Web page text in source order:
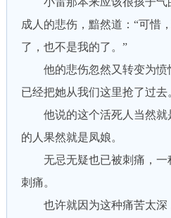
成人的悲伤，黯然道：“可惜
了，也不是我的了。”
他的悲伤忽然又转变为愤
已经把她从我们这里抢了过去
他说的这个活死人当然就
的人果然就是凤娘。
无忌无疑也已被刺痛，一
刺痛。
也许就因为这种痛苦太深